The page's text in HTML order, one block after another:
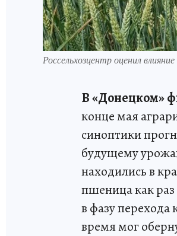
Россельхозцентр оценил
В «Донецком»
конце мая
синоптики
будущему
находились в
пшеница как
в фазу
время мог